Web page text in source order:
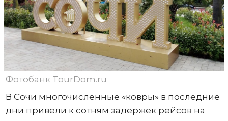
Фотобанк TourDom.ru
В Сочи многочисленные «ковры» в последние
дни привели к сотням задержек рейсов на